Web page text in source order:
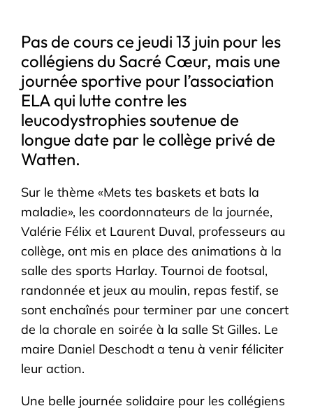
Pas de cours ce jeudi 13 juin pour les
collégiens du Sacré Cœur, mais une
journée sportive pour l’association
ELA qui lutte contre les
leucodystrophies soutenue de
longue date par le collège privé de
Watten.
Sur le thème «Mets tes baskets et bats la
maladie», les coordonnateurs de la journée,
Valérie Félix et Laurent Duval, professeurs au
collège, ont mis en place des animations à la
salle des sports Harlay. Tournoi de footsal,
randonnée et jeux au moulin, repas festif, se
sont enchaînés pour terminer par une concert
de la chorale en soirée à la salle St Gilles. Le
maire Daniel Deschodt a tenu à venir féliciter
leur action.
Une belle journée solidaire pour les collégiens